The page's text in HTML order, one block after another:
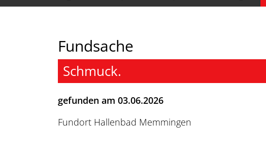
Fundsache
Schmuck.
gefunden am 03.06.2026
Fundort Hallenbad Memmingen